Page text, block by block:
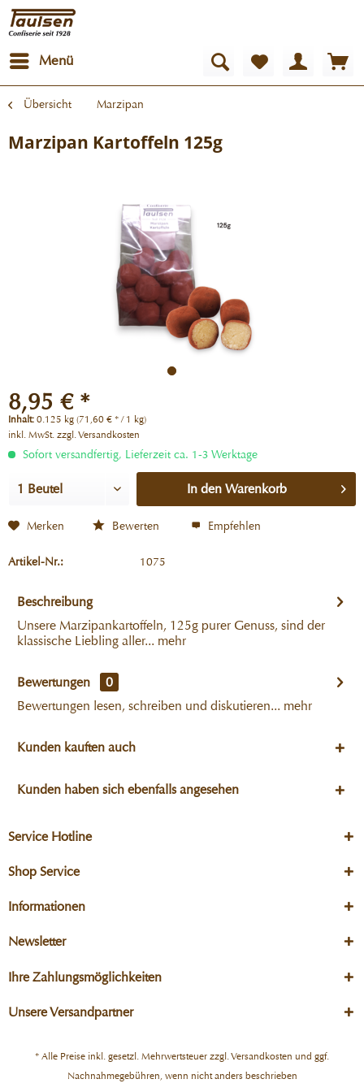
Menü
Übersicht Marzipan
Marzipan Kartoffeln 125g
8,95 € *
Inhalt: 0.125 kg (71,60 € * / 1 kg)
inkl. MwSt. zzgl. Versandkosten
Sofort versandfertig, Lieferzeit ca. 1-3 Werktage
In den Warenkorb
Merken Bewerten Empfehlen
Artikel-Nr.: 1075
Beschreibung
Unsere Marzipankartoffeln, 125g purer Genuss, sind der
klassische Liebling aller... mehr
Bewertungen
0
Bewertungen lesen, schreiben und diskutieren... mehr
Kunden kauften auch
Kunden haben sich ebenfalls angesehen
Service Hotline
Shop Service
Informationen
Newsletter
Ihre Zahlungsmöglichkeiten
Unsere Versandpartner
* Alle Preise inkl. gesetzl. Mehrwertsteuer zzgl.Versandkosten und ggf.
Nachnahmegebühren, wenn nicht anders beschrieben